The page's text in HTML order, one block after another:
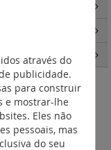
áudio /
Definir
através do
publicidade.
para construir
e mostrar-lhe
Eles não
pessoais, mas
do seu